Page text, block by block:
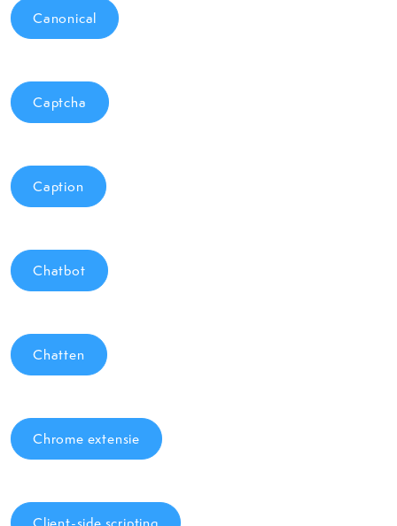
Canonical
Captcha
Caption
Chatbot
Chatten
Chrome extensie